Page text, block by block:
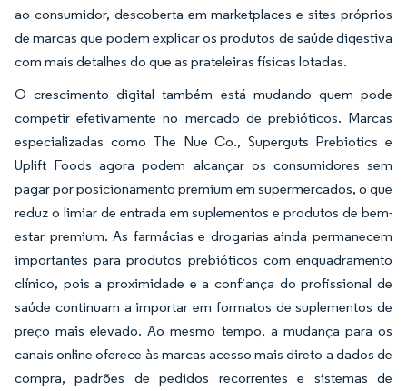
ao consumidor, descoberta em marketplaces e sites próprios
de marcas que podem explicar os produtos de saúde digestiva
com mais detalhes do que as prateleiras físicas lotadas.
O crescimento digital também está mudando quem pode
competir efetivamente no mercado de prebióticos. Marcas
especializadas como The Nue Co., Superguts Prebiotics e
Uplift Foods agora podem alcançar os consumidores sem
pagar por posicionamento premium em supermercados, o que
reduz o limiar de entrada em suplementos e produtos de bem-
estar premium. As farmácias e drogarias ainda permanecem
importantes para produtos prebióticos com enquadramento
clínico, pois a proximidade e a confiança do profissional de
saúde continuam a importar em formatos de suplementos de
preço mais elevado. Ao mesmo tempo, a mudança para os
canais online oferece às marcas acesso mais direto a dados de
compra, padrões de pedidos recorrentes e sistemas de